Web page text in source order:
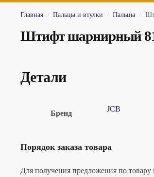
Главная / Пальцы и втулки / Пальцы /
Штифт шарнирный
Детали
Бренд
JCB
Порядок заказа товара
Для получения предложения по товару